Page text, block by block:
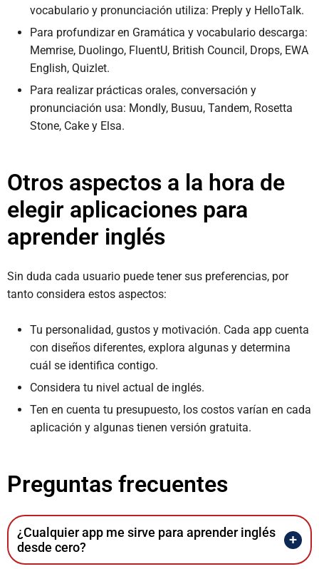
vocabulario y pronunciación utiliza: Preply y HelloTalk.
Para profundizar en Gramática y vocabulario descarga:
Memrise, Duolingo, FluentU, British Council, Drops, EWA
English, Quizlet.
Para realizar prácticas orales, conversación y
pronunciación usa: Mondly, Busuu, Tandem, Rosetta
Stone, Cake y Elsa.
Otros aspectos a la hora de
elegir aplicaciones para
aprender inglés
Sin duda cada usuario puede tener sus preferencias, por
tanto considera estos aspectos:
Tu personalidad, gustos y motivación. Cada app cuenta
con diseños diferentes, explora algunas y determina
cuál se identifica contigo.
Considera tu nivel actual de inglés.
Ten en cuenta tu presupuesto, los costos varían en cada
aplicación y algunas tienen versión gratuita.
Preguntas frecuentes
¿Cualquier app me sirve para aprender inglés
desde cero?